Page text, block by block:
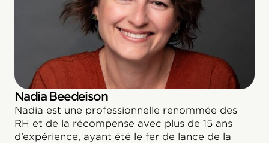
Nadia Beedeison
Nadia est une professionnelle renommée des
RH et de la récompense avec plus de 15 ans
d’expérience, ayant été le fer de lance de la